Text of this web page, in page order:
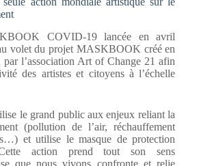
COVID-19 lancée en avril
volet du projet MASKBOOK créé en
l’association Art of Change 21 afin
des artistes et citoyens à l’échelle
le grand public aux enjeux reliant la
(pollution de l’air, réchauffement
et utilise le masque de protection
action prend tout son sens